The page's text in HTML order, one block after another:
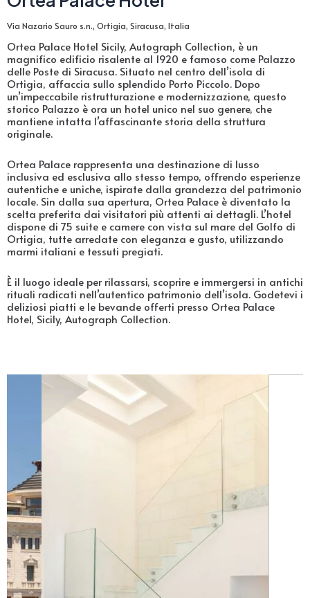
Via Nazario Sauro s.n., Ortigia, Siracusa, Italia
Ortea Palace Hotel Sicily, Autograph Collection, è un
magnifico edificio risalente al 1920 e famoso come Palazzo
delle Poste di Siracusa. Situato nel centro dell’isola di
Ortigia, affaccia sullo splendido Porto Piccolo. Dopo
un’impeccabile ristrutturazione e modernizzazione, questo
storico Palazzo è ora un hotel unico nel suo genere, che
mantiene intatta l’affascinante storia della struttura
originale.
Ortea Palace rappresenta una destinazione di lusso
inclusiva ed esclusiva allo stesso tempo, offrendo esperienze
autentiche e uniche, ispirate dalla grandezza del patrimonio
locale. Sin dalla sua apertura, Ortea Palace è diventato la
scelta preferita dai visitatori più attenti ai dettagli. L’hotel
dispone di 75 suite e camere con vista sul mare del Golfo di
Ortigia, tutte arredate con eleganza e gusto, utilizzando
marmi italiani e tessuti pregiati.
È il luogo ideale per rilassarsi, scoprire e immergersi in antichi
rituali radicati nell’autentico patrimonio dell’isola. Godetevi i
deliziosi piatti e le bevande offerti presso Ortea Palace
Hotel, Sicily, Autograph Collection.